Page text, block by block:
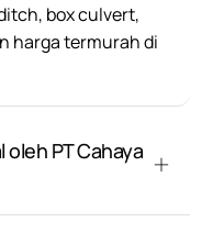
box culvert,
harga termurah di
PT Cahaya